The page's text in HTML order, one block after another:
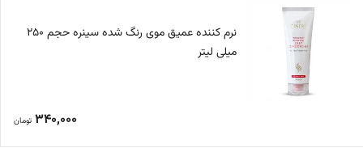
نرم کننده عمیق موی رنگ شده سینره حجم 250
میلی لیتر
340,000 تومان